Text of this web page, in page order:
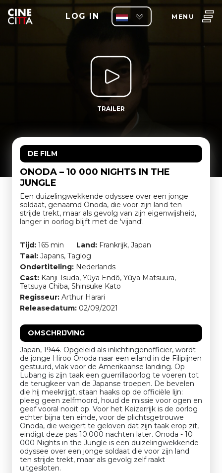
LOG IN MENU
TRAILER
DE FILM
ONODA – 10 000 NIGHTS IN THE
JUNGLE
Een duizelingwekkende odyssee over een jonge
soldaat, genaamd Onoda, die voor zijn land ten
strijde trekt, maar als gevolg van zijn eigenwijsheid,
langer in oorlog blijft met de 'vijand'.
Tijd: 165 min Land: Frankrijk, Japan
Taal: Japans, Taglog
Ondertiteling: Nederlands
Cast: Kanji Tsuda, Yûya Endô, Yûya Matsuura,
Tetsuya Chiba, Shinsuke Kato
Regisseur: Arthur Harari
Releasedatum: 02/09/2021
OMSCHRIJVING
Japan, 1944. Opgeleid als inlichtingenofficier, wordt
de jonge Hiroo Onoda naar een eiland in de Filipijnen
gestuurd, vlak voor de Amerikaanse landing. Op
Lubang is zijn taak een guerrillaoorlog te voeren tot
de terugkeer van de Japanse troepen. De bevelen
die hij meekrijgt, staan haaks op de officiële lijn:
pleeg geen zelfmoord, houd de missie voor ogen en
geef vooral nooit op. Voor het Keizerrijk is de oorlog
echter bijna ten einde, voor de plichtsgetrouwe
Onoda, die weigert te geloven dat zijn taak erop zit,
eindigt deze pas 10.000 nachten later. Onoda - 10
000 Nights in the Jungle is een duizelingwekkende
odyssee over een jonge soldaat die voor zijn land
ten strijde trekt, maar als gevolg zelf raakt
uitgesloten.